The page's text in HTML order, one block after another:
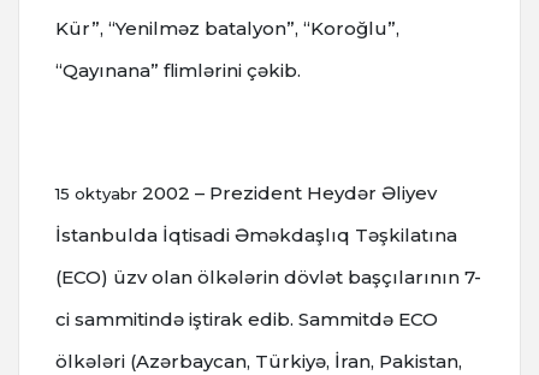
Kür”, “Yenilməz batalyon”, “Koroğlu”,
“Qayınana” flimlərini çəkib.
15 oktyabr 2002 – Prezident Heydər Əliyev
İstanbulda İqtisadi Əməkdaşlıq Təşkilatına
(ECO) üzv olan ölkələrin dövlət başçılarının 7-
ci sammitində iştirak edib. Sammitdə ECO
ölkələri (Azərbaycan, Türkiyə, İran, Pakistan,